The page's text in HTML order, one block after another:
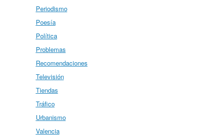
Periodismo
Poesía
Política
Problemas
Recomendaciones
Televisión
Tiendas
Tráfico
Urbanismo
Valencia